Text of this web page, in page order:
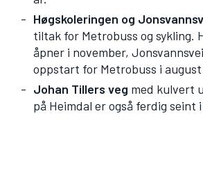
Høgskoleringen og
tiltak for Metrobuss og sykling.
åpner i november,
oppstart for Metrobuss i august
Johan Tillers veg med kulvert
på Heimdal er også ferdig seint